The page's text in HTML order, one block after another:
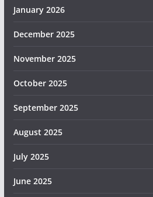
January 2026
December 2025
November 2025
October 2025
September 2025
August 2025
July 2025
June 2025